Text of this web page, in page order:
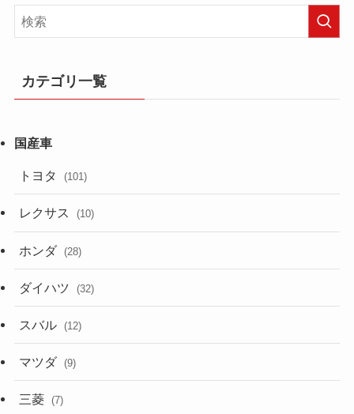
カテゴリ一覧
トヨタ (101)
レクサス (10)
ホンダ (28)
ダイハツ (32)
スバル (12)
マツダ (9)
三菱 (7)